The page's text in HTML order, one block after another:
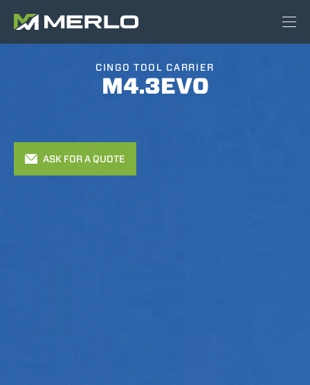
CINGO TOOL CARRIER
M4.3EVO
ASK FOR A QUOTE